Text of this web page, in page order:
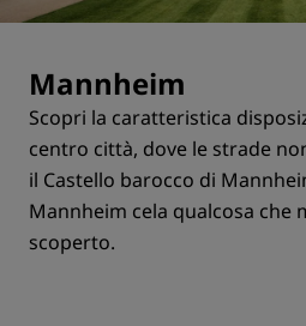
Mannheim
Scopri la caratteristica
centro città, dove le strade
il Castello barocco di
Mannheim cela qualcosa che
scoperto.